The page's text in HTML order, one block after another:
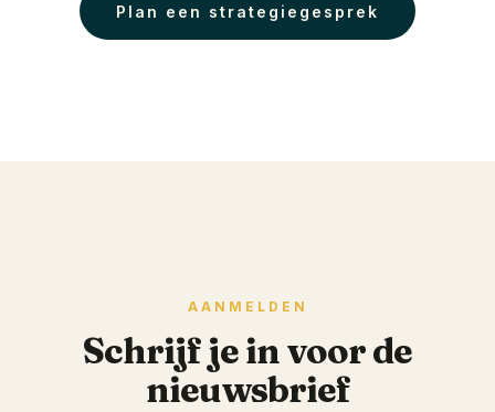
Plan een strategiegesprek
AANMELDEN
Schrijf je in voor de
nieuwsbrief